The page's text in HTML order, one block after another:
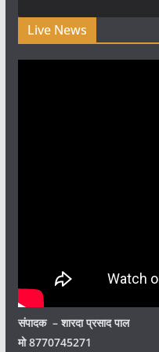
Live News
संपादक – शारदा प्रसाद पाल
मो 8770745271